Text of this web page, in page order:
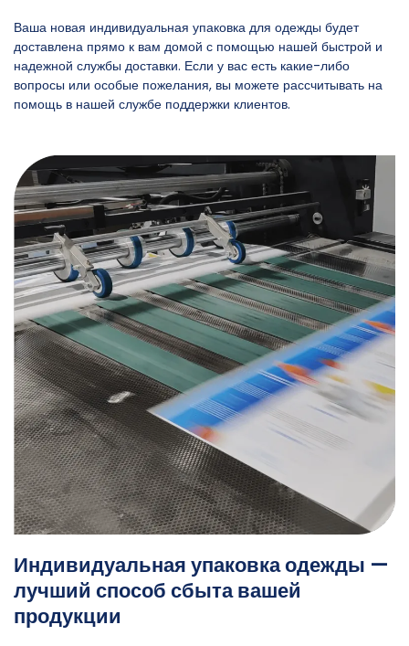
Ваша новая индивидуальная упаковка для одежды будет
доставлена ​​прямо к вам домой с помощью нашей быстрой и
надежной службы доставки. Если у вас есть какие-либо
вопросы или особые пожелания, вы можете рассчитывать на
помощь в нашей службе поддержки клиентов.
Индивидуальная упаковка одежды —
лучший способ сбыта вашей
продукции